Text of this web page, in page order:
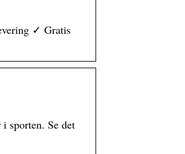
✓ Gratis
sporten. Se det